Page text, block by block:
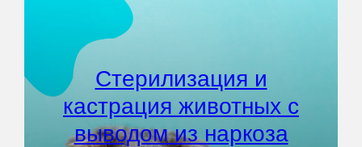
Стерилизация и
кастрация животных с
выводом из наркоза